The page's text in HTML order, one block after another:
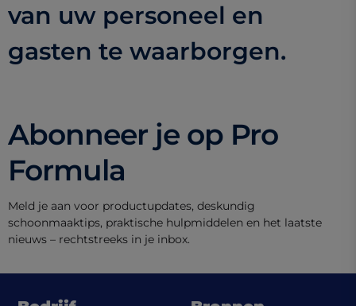
van uw personeel en
gasten te waarborgen.
Abonneer je op Pro
Formula
Meld je aan voor productupdates, deskundig
schoonmaaktips, praktische hulpmiddelen en het laatste
nieuws – rechtstreeks in je inbox.